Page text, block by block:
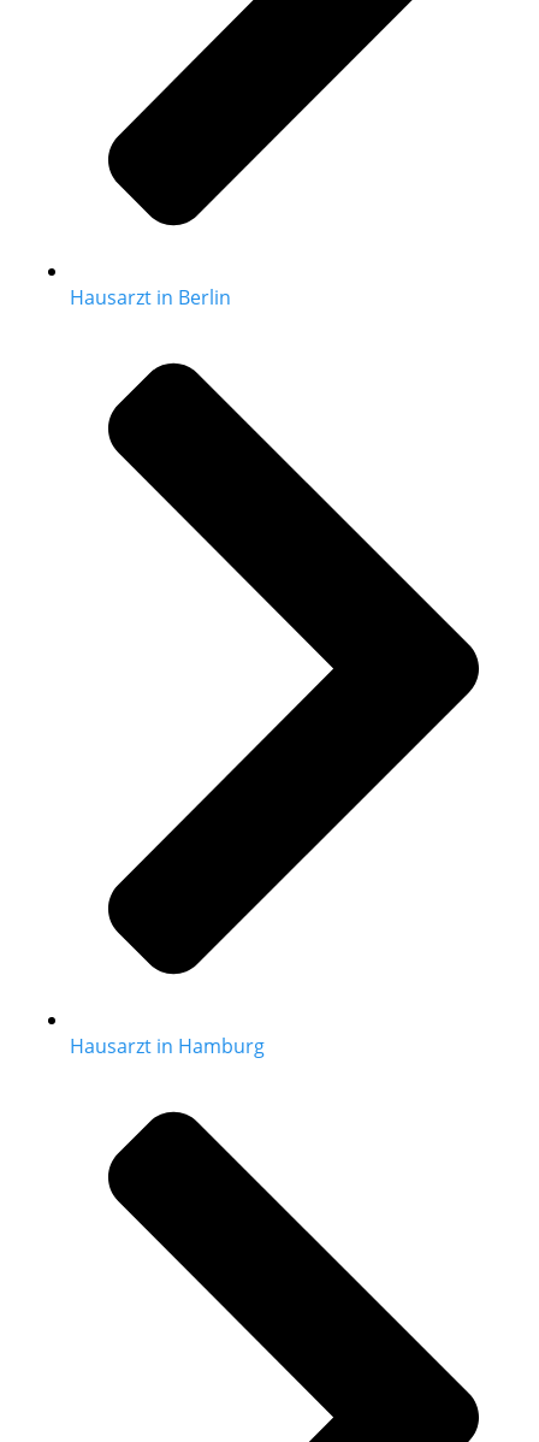
Hausarzt in Berlin
Hausarzt in Hamburg